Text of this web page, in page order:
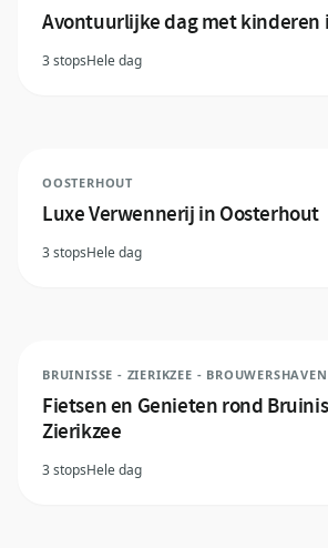
Avontuurlijke dag met kinderen
3 stopsHele dag
OOSTERHOUT
Luxe Verwennerij in Oosterhout
3 stopsHele dag
BRUINISSE - ZIERIKZEE - BROUWERSHAVEN
Fietsen en Genieten rond
Zierikzee
3 stopsHele dag